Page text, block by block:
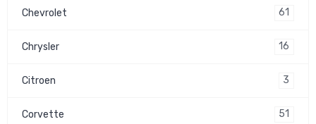
Chevrolet 61
Chrysler 16
Citroen 3
Corvette 51